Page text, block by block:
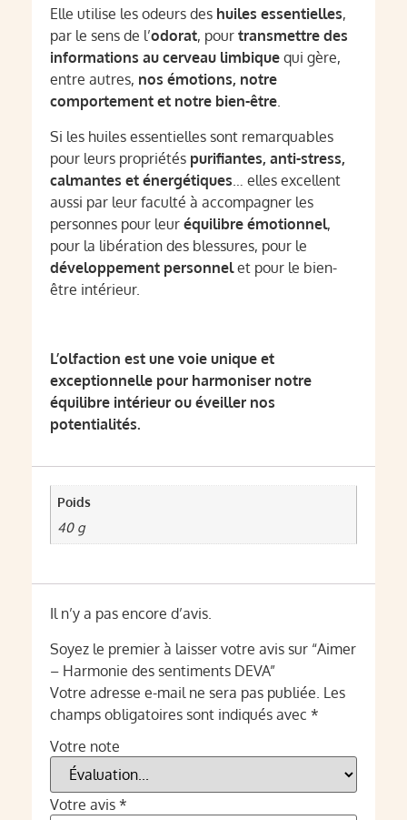
Elle utilise les odeurs des huiles essentielles,
par le sens de l’odorat, pour transmettre des
informations au cerveau limbique qui gère,
entre autres, nos émotions, notre
comportement et notre bien-être.
Si les huiles essentielles sont remarquables
pour leurs propriétés purifiantes, anti-stress,
calmantes et énergétiques … elles excellent
aussi par leur faculté à accompagner les
personnes pour leur équilibre émotionnel,
pour la libération des blessures, pour le
développement personnelet pour le bien-
être intérieur.
L’olfaction est une voie unique et
exceptionnelle pour harmoniser notre
équilibre intérieur ou éveiller nos
potentialités.
Poids
40 g
Il n’y a pas encore d’avis.
Soyez le premier à laisser votre avis sur “Aimer
– Harmonie des sentiments DEVA”
Votre adresse e-mail ne sera pas publiée. Les
champs obligatoires sont indiqués avec *
Votre note
Votre avis *